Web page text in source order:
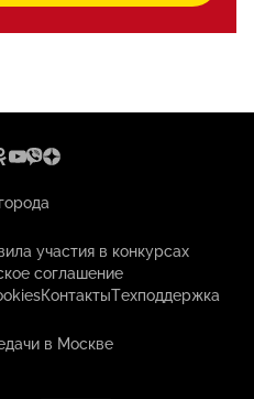
участия в конкурсах
соглашение
КонтактыТехподдержка
в Москве